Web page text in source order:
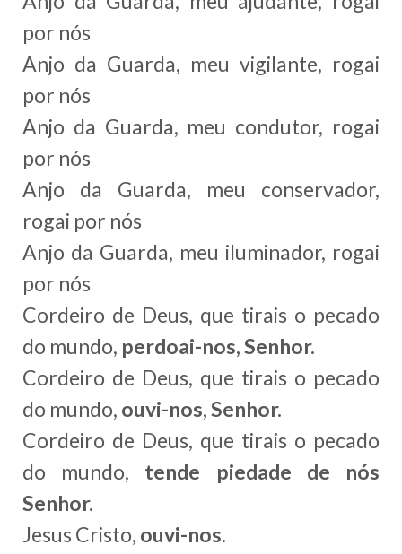
por nós
Anjo da Guarda, meu vigilante, rogai
por nós
Anjo da Guarda, meu condutor, rogai
por nós
Anjo da Guarda, meu conservador,
rogai por nós
Anjo da Guarda, meu iluminador, rogai
por nós
Cordeiro de Deus, que tirais o pecado
do mundo, perdoai-nos, Senhor.
Cordeiro de Deus, que tirais o pecado
do mundo, ouvi-nos, Senhor.
Cordeiro de Deus, que tirais o pecado
do mundo, tende piedade de nós
Senhor.
Jesus Cristo, ouvi-nos.